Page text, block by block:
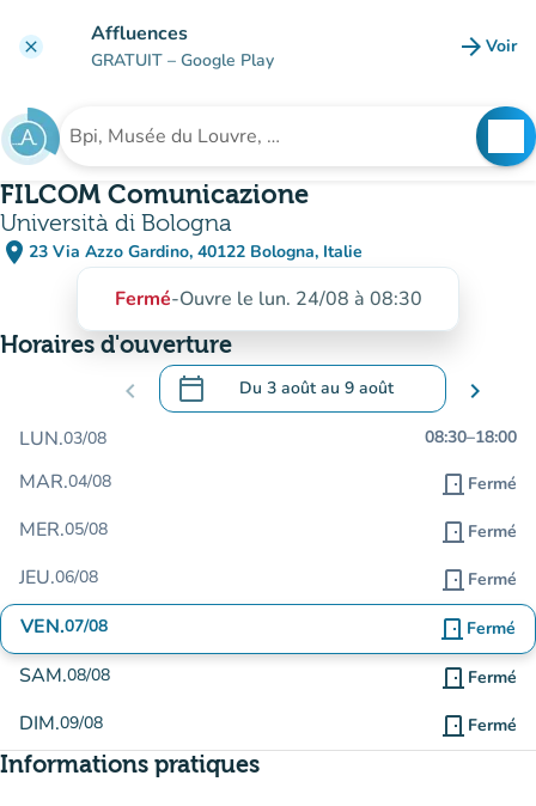
clear Affluences
GRATUIT – Google Play arrow_forward Voir
Rechercher un établissement
FILCOM Comunicazione
Università di Bologna
place 23 Via Azzo Gardino, 40122 Bologna, Italie
(ouvrir dans Google Maps)
(nouvel onglet)
Fermé-Ouvre le lun. 24/08 à 08:30
Horaires d'ouverture
chevron_left calendar_today Du 3 aoûtau 9 août
.Ouvrir le calendrier pour changer de
chevron_right
LUN.03/08 08:30–18:00
MAR.04/08 door_front Fermé
MER.05/08 door_front Fermé
JEU.06/08 door_front Fermé
VEN.07/08 door_front Fermé
SAM.08/08 door_front Fermé
DIM.09/08 door_front Fermé
Informations pratiques